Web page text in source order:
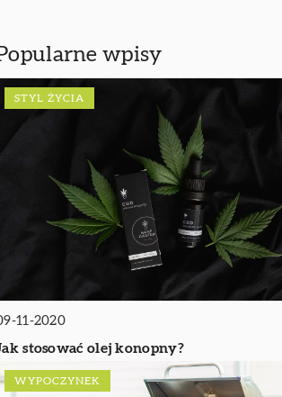
wpisy
STYL ŻYCIA
11-2020
stosować olej konopny?
WYPOCZYNEK